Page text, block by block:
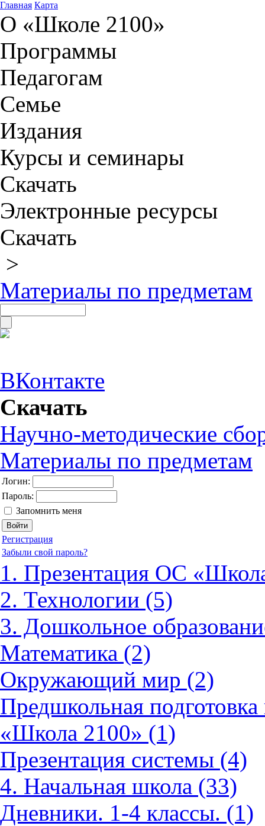
Главная Карта
О «Школе 2100»
Программы
Педагогам
Семье
Издания
Курсы и семинары
Скачать
Электронные ресурсы
Скачать
>
Материалы по предметам
ВКонтакте
Скачать
Научно-методические
Материалы по предметам
Логин:
Пароль:
Запомнить меня
Регистрация
Забыли свой пароль?
1. Презентация ОС
2. Технологии (5)
3. Дошкольное
Математика (2)
Окружающий мир (2)
Предшкольная
«Школа 2100» (1)
Презентация системы (4)
4. Начальная школа (33)
Дневники. 1-4 классы. (1)